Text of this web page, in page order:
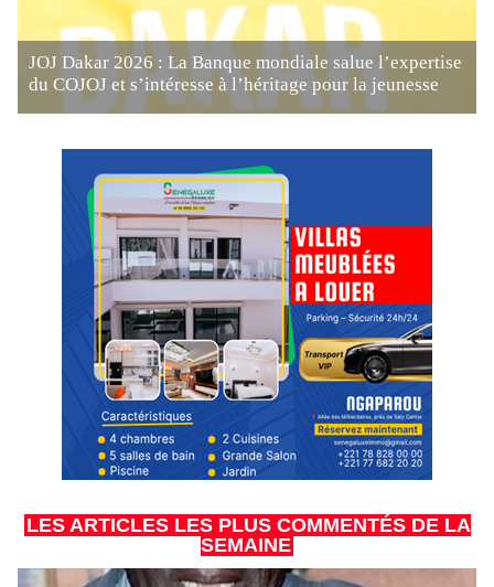
JOJ Dakar 2026 : La Banque mondiale salue l’expertise
du COJOJ et s’intéresse à l’héritage pour la jeunesse
LES ARTICLES LES PLUS COMMENTÉS DE LA
SEMAINE